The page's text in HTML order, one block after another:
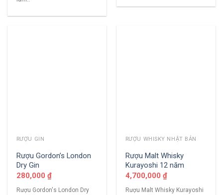
RƯỢU GIN
Rượu Gordon’s London
Dry Gin
280,000 ₫
Rượu Gordon's London Dry
RƯỢU WHISKY NHẬT BẢN
Rượu Malt Whisky
Kurayoshi 12 năm
4,700,000 ₫
Rượu Malt Whisky Kurayoshi